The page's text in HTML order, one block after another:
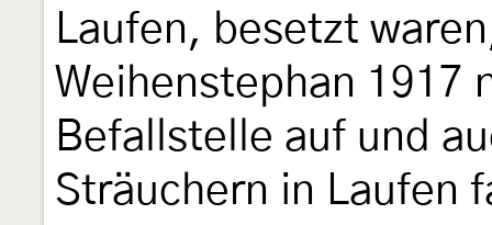
Laufen, besetzt
Weihenstephan 1917
Befallstelle auf und
Sträuchern in Laufen